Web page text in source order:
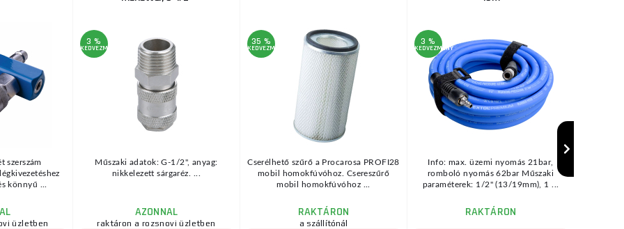
szerszám
könnyű ...
üzletben
3 %
KEDVEZMÉNY
Műszaki adatok: G-1/2", anyag:
nikkelezett sárgaréz. ...
AZONNAL
raktáron a rozsnovi üzletben
35 %
KEDVEZMÉNY
Cserélhető szűrő a Procarosa PROFI28
mobil homokfúvóhoz. Csereszűrő
mobil homokfúvóhoz ...
RAKTÁRON
a szállítónál
3 %
KEDVEZMÉNY
Info: max. üzemi nyomás 21bar,
romboló nyomás 62bar Műszaki
paraméterek: 1/2" (13/19mm), 1 ...
RAKTÁRON